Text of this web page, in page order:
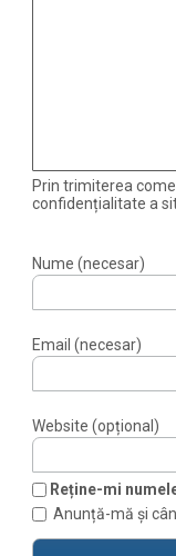
Prin trimiterea
confidențialitate a
Nume (necesar)
Email (necesar)
Website (opțional)
Reține-mi
Anunță-mă și